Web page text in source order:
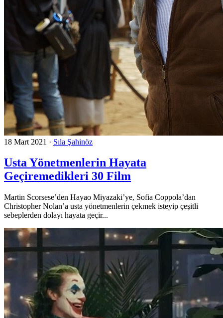
18 Mart 2021 · Sıla Şahinöz
Usta Yönetmenlerin Hayata
Geçiremedikleri 30 Film
Martin Scorsese’den Hayao Miyazaki’ye, Sofia Coppola’dan
Christopher Nolan’a usta yönetmenlerin çekmek isteyip çeşitli
sebeplerden dolayı hayata geçir...